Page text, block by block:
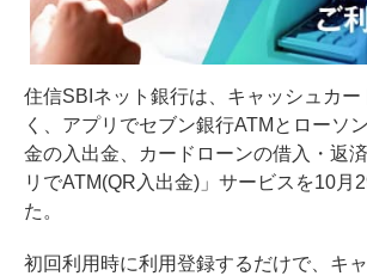
住信SBIネット銀行は、キャッシュカー
く、アプリでセブン銀行ATMとローソ
金の入出金、カードローンの借入・返
リでATM(QR入出金)」サービスを10月
た。
初回利用時に利用登録するだけで、キ